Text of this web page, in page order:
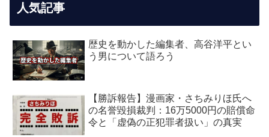
人気記事
歴史を動かした編集者、高谷洋平とい
う男について語ろう
【勝訴報告】漫画家・さちみりほ氏へ
の名誉毀損裁判：16万5000円の賠償命
令と「虚偽の正犯罪者扱い」の真実